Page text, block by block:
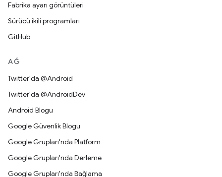
Fabrika ayarı görüntüleri
Sürücü ikili programları
GitHub
AĞ
Twitter'da @Android
Twitter'da @AndroidDev
Android Blogu
Google Güvenlik Blogu
Google Grupları'nda Platform
Google Grupları'nda Derleme
Google Grupları'nda Bağlama